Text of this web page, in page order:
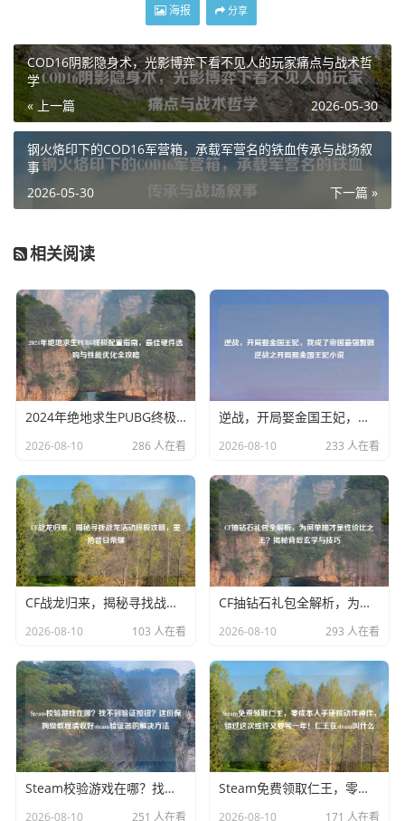
海报 分享
COD16阴影隐身术，光影博弈下看不见人的玩家痛点与战术哲
学
« 上一篇
2026-05-30
钢火烙印下的COD16军营箱，承载军营名的铁血传承与战场叙
事
下一篇 »
2026-05-30
相关阅读
2024年绝地求生PUBG终极配置指南，更佳硬件选购与性能优化全攻略
2026-08-10 286 人在看
逆战，开局娶金国王妃，我成了帝国最强赘婿逆战之开局娶金国王妃小说
2026-08-10 233 人在看
CF战龙归来，揭秘寻找战龙活动终极攻略，重拾昔日荣耀
2026-08-10 103 人在看
CF抽钻石礼包全解析，为何单抽才是性价比之王？揭秘背后玄学与技巧
2026-08-10 293 人在看
Steam校验游戏在哪？找不到验证按钮？这份保姆级教程请收好steam验证器的解决
2026-08-10 251 人在看
Steam免费领取仁王，零成本入手硬核动作神作，错过这次或许又要等一年！仁王在steam叫什么
2026-08-10 171 人在看